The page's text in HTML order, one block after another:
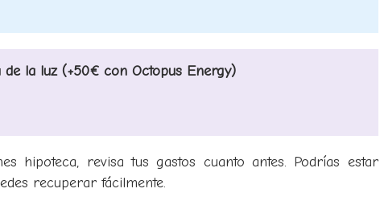
la luz (+50€ con Octopus Energy)
hipoteca, revisa tus gastos cuanto antes. Podrías estar
recuperar fácilmente.